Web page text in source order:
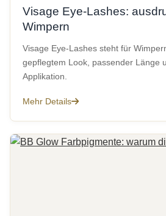
Visage Eye-Lashes:
Wimpern
Visage Eye-Lashes steht für
gepflegtem Look, passender Länge
Applikation.
Mehr Details